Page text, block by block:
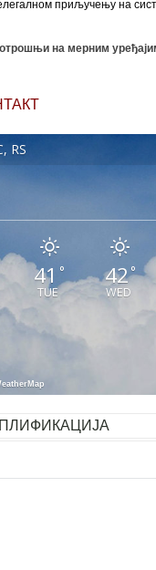
приључењу на
на мерним
RS
41 °
TUE
42°
WED